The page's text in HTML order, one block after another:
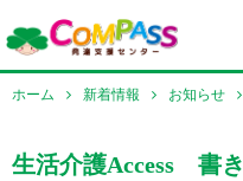
ホーム 新着情報 お知らせ
生活介護Access 書